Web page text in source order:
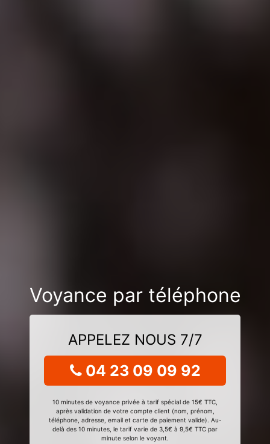
Voyance par téléphone
APPELEZ NOUS 7/7
04 23 09 09 92
10 minutes de voyance privée à tarif spécial de 15€ TTC,
après validation de votre compte client (nom, prénom,
téléphone, adresse, email et carte de paiement valide). Au-
delà des 10 minutes, le tarif varie de 3,5€ à 9,5€ TTC par
minute selon le voyant.